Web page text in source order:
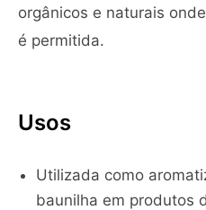
orgânicos e naturais
é permitida.
Usos
Utilizada como
baunilha em produtos